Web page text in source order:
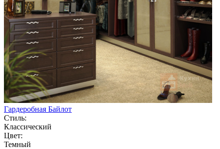
Гардеробная Байлот
Стиль:
Классический
Цвет:
Темный